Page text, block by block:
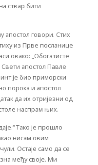
ствар бити
апостол говори. Стих
из Прве посланице
овако: „Обогатисте
Свети апостол Павле
је био приморски
порока и апостол
да их отријезни од
наспрам њих.
Тако је прошло
нисам овим
Остаје само да се
међу своје. Ми